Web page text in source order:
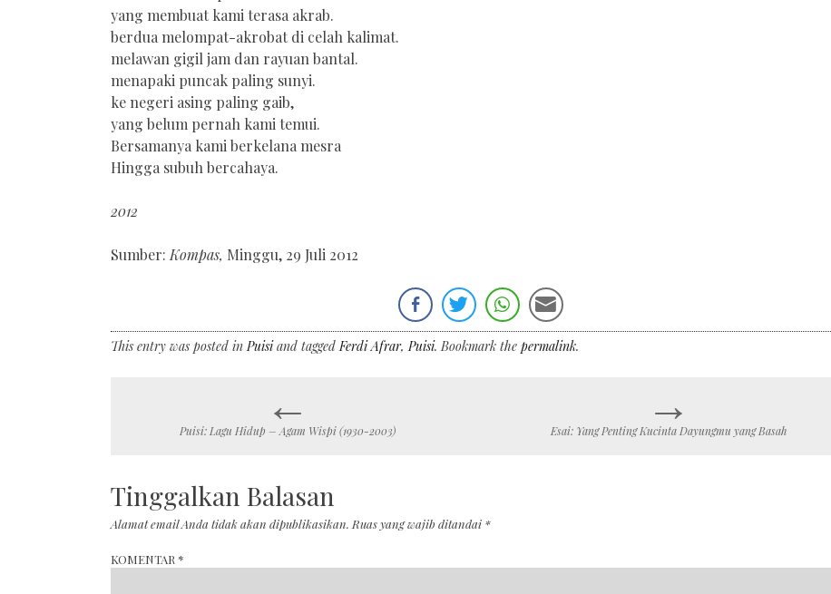
yang membuat kami terasa akrab.
berdua melompat-akrobat di celah kalimat.
melawan gigil jam dan rayuan bantal.
menapaki puncak paling sunyi.
ke negeri asing paling gaib,
yang belum pernah kami temui.
Bersamanya kami berkelana mesra
Hingga subuh bercahaya.
2012
Sumber:Kompas, Minggu, 29 Juli 2012
This entry was posted inPuisiand taggedFerdi Afrar,Puisi. Bookmark the permalink.
navigation
←
Puisi: Lagu Hidup – Agam Wispi (1930-2003) →
Esai: Yang Penting Kucinta Dayungmu yang Basah
Tinggalkan Balasan
Alamat email Anda tidak akan dipublikasikan. Ruas yang wajib ditandai *
KOMENTAR *